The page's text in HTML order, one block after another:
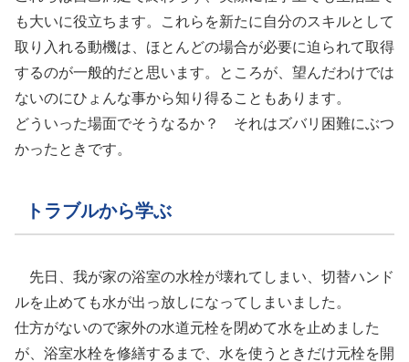
も大いに役立ちます。これらを新たに自分のスキルとして
取り入れる動機は、ほとんどの場合が必要に迫られて取得
するのが一般的だと思います。ところが、望んだわけでは
ないのにひょんな事から知り得ることもあります。
どういった場面でそうなるか？ それはズバリ困難にぶつ
かったときです。
トラブルから学ぶ
先日、我が家の浴室の水栓が壊れてしまい、切替ハンド
ルを止めても水が出っ放しになってしまいました。
仕方がないので家外の水道元栓を閉めて水を止めました
が、浴室水栓を修繕するまで、水を使うときだけ元栓を開